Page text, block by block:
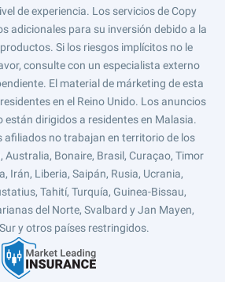
de experiencia. Los servicios de Copy
adicionales para su inversión debido a la
Si los riesgos implícitos no le
consulte con un especialista externo
El material de márketing de esta
en el Reino Unido. Los anuncios
están dirigidos a residentes en Malasia.
afiliados no trabajan en territorio de los
Australia, Bonaire, Brasil, Curaçao, Timor
Irán, Liberia, Saipán, Rusia, Ucrania,
Tahití, Turquía, Guinea-Bissau,
del Norte, Svalbard y Jan Mayen,
y otros países restringidos.